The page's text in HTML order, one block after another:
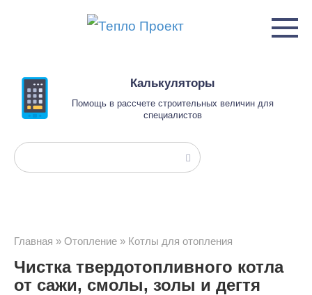
Калькуляторы
Помощь в рассчете строительных величин для
специалистов
Поиск:
Главная » Отопление » Котлы для отопления
Чистка твердотопливного котла
от сажи, смолы, золы и дегтя